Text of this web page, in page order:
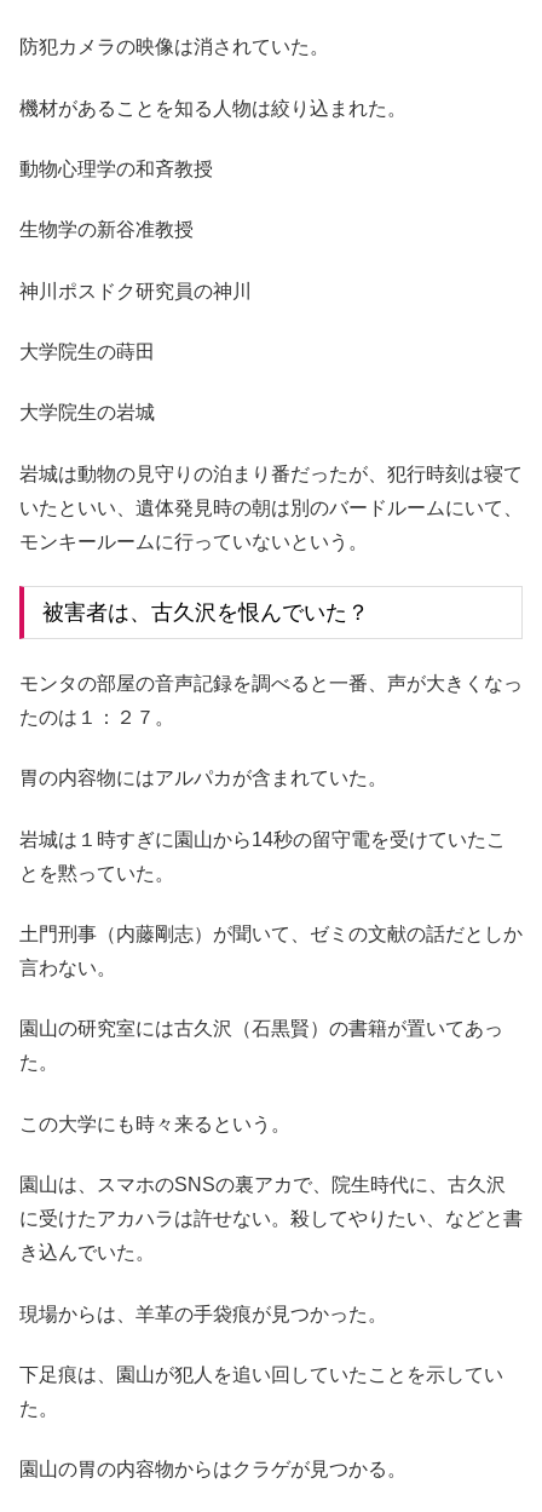
防犯カメラの映像は消されていた。
機材があることを知る人物は絞り込まれた。
動物心理学の和斉教授
生物学の新谷准教授
神川ポスドク研究員の神川
大学院生の蒔田
大学院生の岩城
岩城は動物の見守りの泊まり番だったが、犯行時刻は寝て
いたといい、遺体発見時の朝は別のバードルームにいて、
モンキールームに行っていないという。
被害者は、古久沢を恨んでいた？
モンタの部屋の音声記録を調べると一番、声が大きくなっ
たのは１：２７。
胃の内容物にはアルパカが含まれていた。
岩城は１時すぎに園山から14秒の留守電を受けていたこ
とを黙っていた。
土門刑事（内藤剛志）が聞いて、ゼミの文献の話だとしか
言わない。
園山の研究室には古久沢（石黒賢）の書籍が置いてあっ
た。
この大学にも時々来るという。
園山は、スマホのSNSの裏アカで、院生時代に、古久沢
に受けたアカハラは許せない。殺してやりたい、などと書
き込んでいた。
現場からは、羊革の手袋痕が見つかった。
下足痕は、園山が犯人を追い回していたことを示してい
た。
園山の胃の内容物からはクラゲが見つかる。